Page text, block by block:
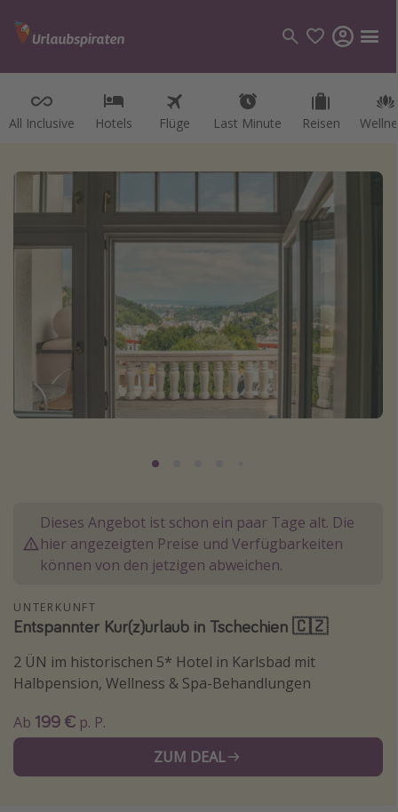
All Inclusive Hotels Flüge Last Minute Reisen
Kategorien
Kreuzfahrten
Reiseziele
Alle Reiseziele
Italien
Lombardei
Reisethemen
Alle Reisethemen
Strandurlaub
Abenteuerurlaub
Skiurlaub
Dieses Angebot ist schon ein paar Tage alt. Die
hier angezeigten Preise und Verfügbarkeiten
können von den jetzigen abweichen.
UNTERKUNFT
Entspannter Kur(z)urlaub in Tschechien 🇨🇿
2 ÜN im historischen 5* Hotel in Karlsbad mit
Halbpension, Wellness & Spa-Behandlungen
Ab 199 € p. P.
ZUM DEAL